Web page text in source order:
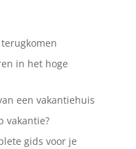
in het hoge
een vakantiehuis
vakantie?
gids voor je